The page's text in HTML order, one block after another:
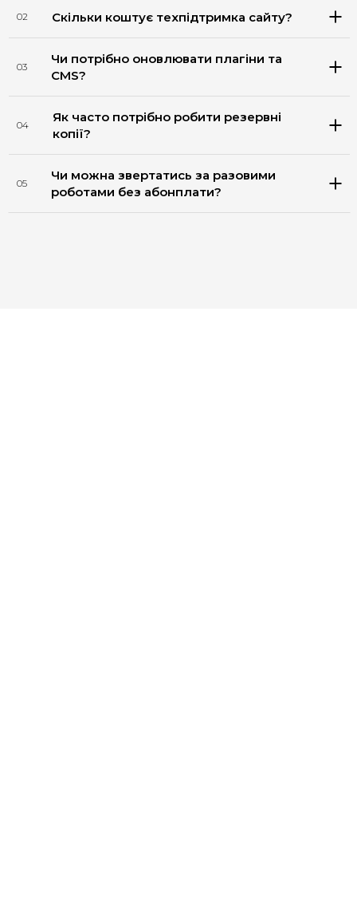
02 Скільки коштує техпідтримка сайту?
03
Чи потрібно оновлювати плагіни та
CMS?
04
Як часто потрібно робити резервні
копії?
05
Чи можна звертатись за разовими
роботами без абонплати?